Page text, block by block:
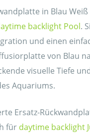
in Blau
backlight Pool.
und einen
von Blau
visuelle Tiefe
Aquariums.
Ersatz-
für daytime backlight